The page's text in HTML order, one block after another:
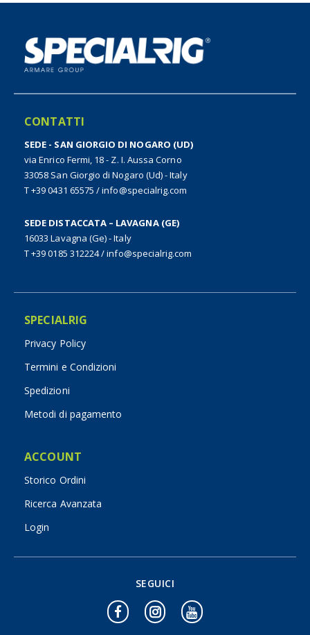
CONTATTI
SEDE - SAN GIORGIO DI NOGARO (UD)
via Enrico Fermi, 18 - Z. I. Aussa Corno
33058 San Giorgio di Nogaro (Ud) - Italy
T +39 0431 65575 /info@specialrig.com
SEDE DISTACCATA – LAVAGNA (GE)
16033 Lavagna (Ge) - Italy
T +39 0185 312224/info@specialrig.com
SPECIALRIG
Privacy Policy
Termini e Condizioni
Spedizioni
Metodi di pagamento
ACCOUNT
Storico Ordini
Ricerca Avanzata
Login
SEGUICI